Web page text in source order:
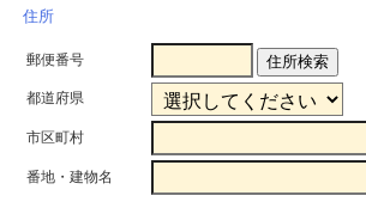
住所
郵便番号 住所検索
都道府県
市区町村
番地・建物名